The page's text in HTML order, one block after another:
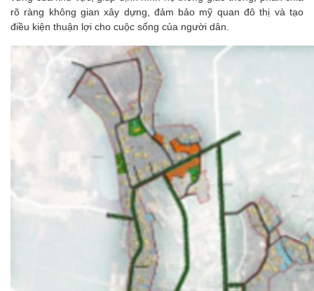
rõ ràng không gian xây dựng, đảm bảo mỹ quan đô thị và tạo
điều kiện thuận lợi cho cuộc sống của người dân.